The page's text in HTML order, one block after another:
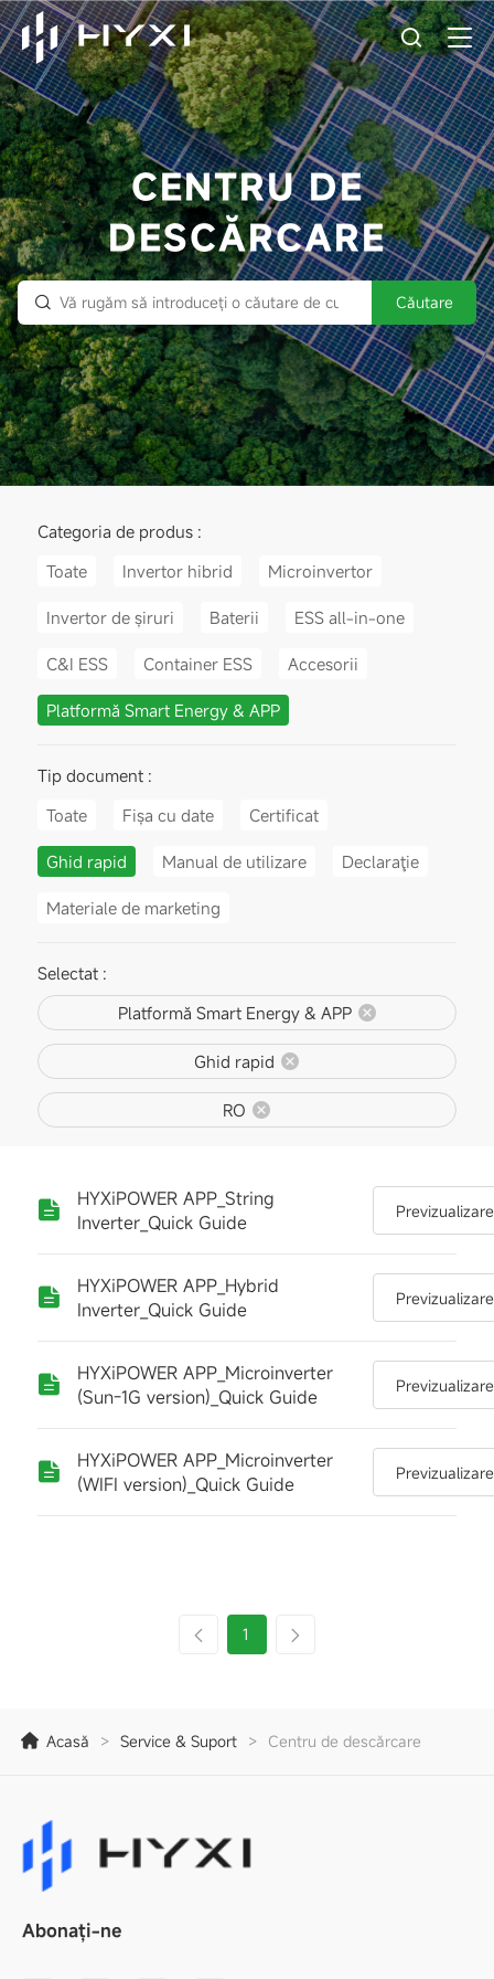
CENTRU DE
DESCĂRCARE
Căutare
Categoria de produs :
Toate
Invertor hibrid Microinvertor
Invertor de șiruri Baterii ESS all-in-one
C&I ESS Container ESS Accesorii
Platformă Smart Energy & APP
Tip document :
Toate
Fișa cu date Certificat
Ghid rapid Manual de utilizare Declaraţie
Materiale de marketing
Selectat :
Platformă Smart Energy & APP
Ghid rapid
RO
HYXiPOWER APP_String
Inverter_Quick Guide
Previzualizare
HYXiPOWER APP_Hybrid
Inverter_Quick Guide
Previzualizare
HYXiPOWER APP_Microinverter
(Sun-1G version)_Quick Guide
Previzualizare
HYXiPOWER APP_Microinverter
(WIFI version)_Quick Guide
Previzualizare
1
Acasă > Service & Suport > Centru de descărcare
Abonați-ne